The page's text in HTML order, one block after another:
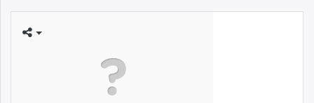
Gogo.mn
caak.mn